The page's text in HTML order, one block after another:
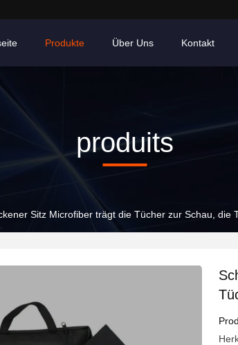
Produkte Über Uns Kontakt
produits
Sitz Microfiber trägt die Tücher zur Schau, die